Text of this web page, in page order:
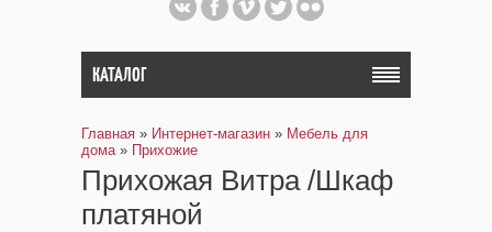
КАТАЛОГ
Главная » Интернет-магазин » Мебель для
дома » Прихожие
Прихожая Витра /Шкаф
платяной